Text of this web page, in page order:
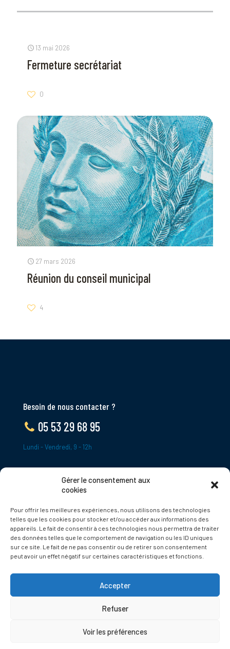
Gérer le consentement aux
cookies
Pour offrir les meilleures expériences, nous utilisons des technologies
telles que les cookies pour stocker et/ou accéder aux informations des
appareils. Le fait de consentir à ces technologies nous permettra de traiter
des données telles que le comportement de navigation ou les ID uniques
sur ce site. Le fait de ne pas consentir ou de retirer son consentement
peut avoir un effet négatif sur certaines caractéristiques et fonctions.
Accepter
Refuser
Voir les préférences
13 mai 2026
Fermeture secrétariat
0
27 mars 2026
Réunion du conseil municipal
4
Besoin de nous contacter ?
05 53 29 68 95
Lundi - Vendredi, 9 - 12h
24620 Tamniès
France
Politique de cookies
© 2025 Tamnies.fr